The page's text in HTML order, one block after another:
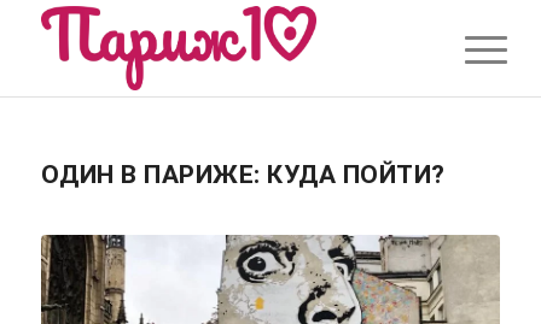
ОДИН В ПАРИЖЕ: КУДА ПОЙТИ?